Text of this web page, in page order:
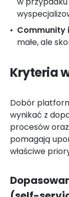
Community
małe, ale
Kryteria
Dobór
wynikać z
procesów
pomagają
właściwe